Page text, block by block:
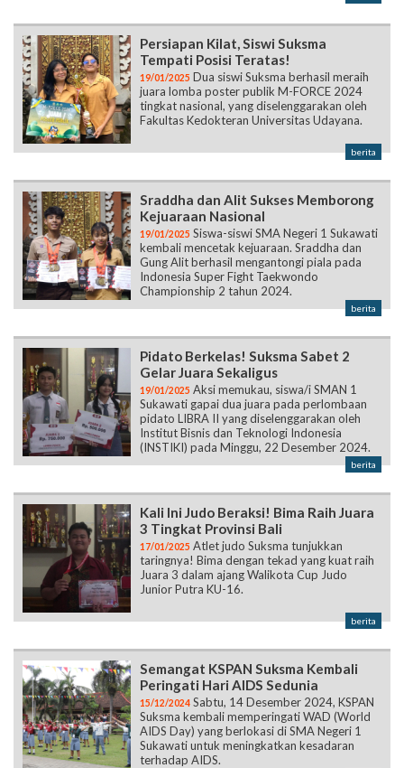
Persiapan Kilat, Siswi Suksma
Tempati Posisi Teratas!
19/01/2025 Dua siswi Suksma berhasil meraih
juara lomba poster publik M-FORCE 2024
tingkat nasional, yang diselenggarakan oleh
Fakultas Kedokteran Universitas Udayana.
berita
Sraddha dan Alit Sukses Memborong
Kejuaraan Nasional
19/01/2025 Siswa-siswi SMA Negeri 1 Sukawati
kembali mencetak kejuaraan. Sraddha dan
Gung Alit berhasil mengantongi piala pada
Indonesia Super Fight Taekwondo
Championship 2 tahun 2024.
berita
Pidato Berkelas! Suksma Sabet 2
Gelar Juara Sekaligus
19/01/2025 Aksi memukau, siswa/i SMAN 1
Sukawati gapai dua juara pada perlombaan
pidato LIBRA II yang diselenggarakan oleh
Institut Bisnis dan Teknologi Indonesia
(INSTIKI) pada Minggu, 22 Desember 2024.
berita
Kali Ini Judo Beraksi! Bima Raih Juara
3 Tingkat Provinsi Bali
17/01/2025 Atlet judo Suksma tunjukkan
taringnya! Bima dengan tekad yang kuat raih
Juara 3 dalam ajang Walikota Cup Judo
Junior Putra KU-16.
berita
Semangat KSPAN Suksma Kembali
Peringati Hari AIDS Sedunia
15/12/2024 Sabtu, 14 Desember 2024, KSPAN
Suksma kembali memperingati WAD (World
AIDS Day) yang berlokasi di SMA Negeri 1
Sukawati untuk meningkatkan kesadaran
terhadap AIDS.